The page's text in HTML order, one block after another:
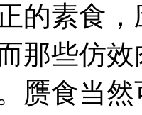
的素食
那些仿
赝食当